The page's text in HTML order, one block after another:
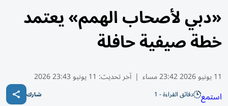
«دبي لأصحاب الهمم» يعتمد
خطة صيفية حافلة
11 يونيو 2026 23:42 مساء | آخر تحديث: 11 يونيو 23:43 2026
استمع دقائق القراءة - 1 شارك